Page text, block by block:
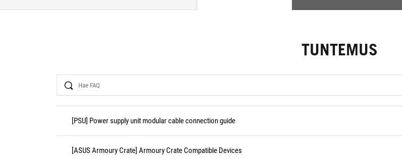
TUNTEMUS
Search
[PSU] Power supply unit modular cable connection guide
[ASUS Armoury Crate] Armoury Crate Compatible Devices